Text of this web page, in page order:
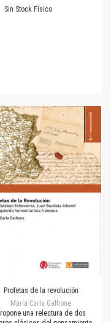
Sin Stock Físico
Profetas de la revolución
María Carla Galfione
una relectura de dos